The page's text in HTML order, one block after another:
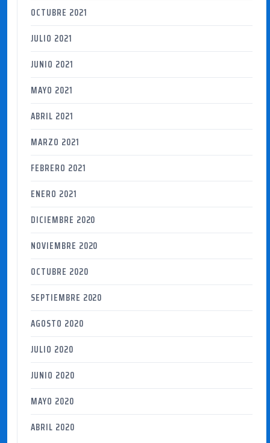
OCTUBRE 2021
JULIO 2021
JUNIO 2021
MAYO 2021
ABRIL 2021
MARZO 2021
FEBRERO 2021
ENERO 2021
DICIEMBRE 2020
NOVIEMBRE 2020
OCTUBRE 2020
SEPTIEMBRE 2020
AGOSTO 2020
JULIO 2020
JUNIO 2020
MAYO 2020
ABRIL 2020